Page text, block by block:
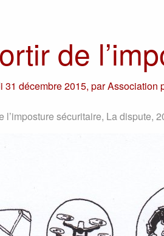
de
31 décembre 2015,parAssociation
l’imposture sécuritaire, La dispute,